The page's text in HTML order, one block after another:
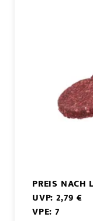
PREIS NACH
UVP: 2,79 €
VPE: 7